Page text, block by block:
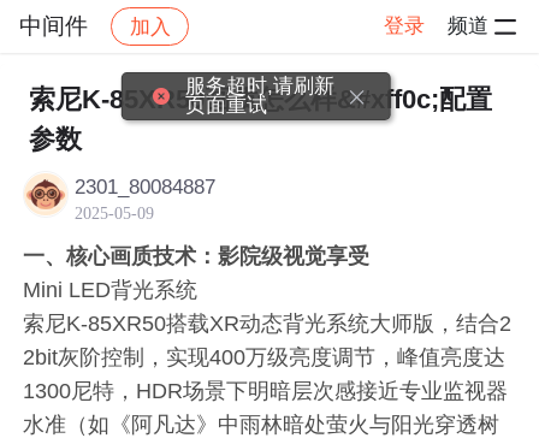
中间件 加入 登录 频道
社区 中间件 帖子详情
索尼K-85XR50画质怎么样&#xff0c;配置
参数
2301_80084887
2025-05-09
一、核心画质技术：影院级视觉享受
Mini LED背光系统
索尼K-85XR50搭载XR动态背光系统大师版，结合2
2bit灰阶控制，实现400万级亮度调节，峰值亮度达
1300尼特，HDR场景下明暗层次感接近专业监视器
水准（如《阿凡达》中雨林暗处萤火与阳光穿透树
服务超时,请刷新
页面重试